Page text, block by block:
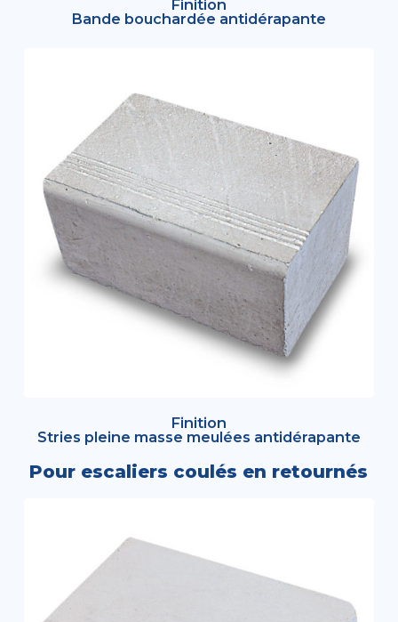
Finition
Bande bouchardée antidérapante
Finition
Stries pleine masse meulées antidérapante
Pour escaliers coulés en retournés